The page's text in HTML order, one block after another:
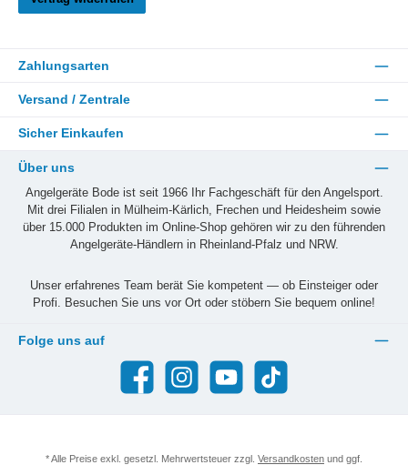
Zahlungsarten
Versand / Zentrale
Sicher Einkaufen
Über uns
Angelgeräte Bode ist seit 1966 Ihr Fachgeschäft für den Angelsport.
Mit drei Filialen in Mülheim-Kärlich, Frechen und Heidesheim sowie
über 15.000 Produkten im Online-Shop gehören wir zu den führenden
Angelgeräte-Händlern in Rheinland-Pfalz und NRW.
Unser erfahrenes Team berät Sie kompetent — ob Einsteiger oder
Profi. Besuchen Sie uns vor Ort oder stöbern Sie bequem online!
Folge uns auf
Facebook Instagram YouTube TikTok
* Alle Preise exkl. gesetzl. Mehrwertsteuer zzgl. Versandkosten und ggf.